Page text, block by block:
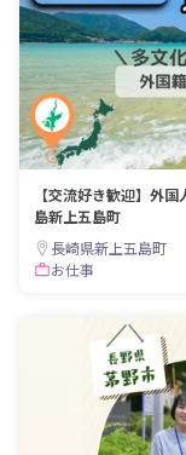
【交流好き歓迎】外
島新上五島町
長崎県新上五島町
お仕事